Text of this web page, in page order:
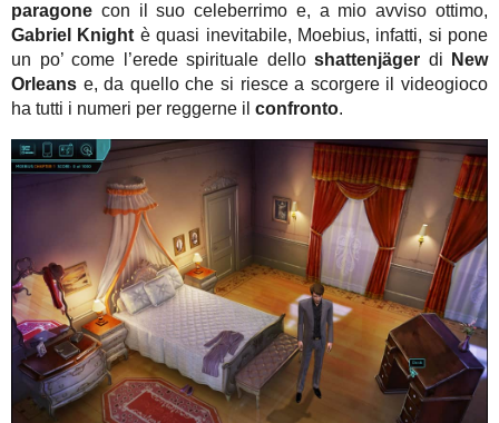
paragone con il suo celeberrimo e, a mio avviso ottimo,
Gabriel Knight è quasi inevitabile, Moebius, infatti, si pone
un po’ come l’erede spirituale delloshattenjäger di
New
Orleans e, da quello che si riesce a scorgere il videogioco
ha tutti i numeri per reggerne il confronto.